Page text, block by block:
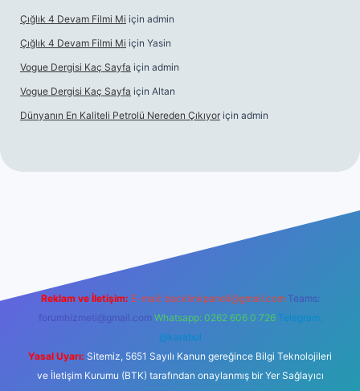
Çığlık 4 Devam Filmi Mi için admin
Çığlık 4 Devam Filmi Mi için Yasin
Vogue Dergisi Kaç Sayfa için admin
Vogue Dergisi Kaç Sayfa için Altan
Dünyanın En Kaliteli Petrolü Nereden Çıkıyor için admin
Reklam ve İletişim: E-mail: backlinkpaneli@gmail.com Teams:
forumhizmeti@gmail.com Whatsapp: 0262 606 0 726 Telegram:
@karabul
Yasal Uyarı: Sitemiz, 5651 Sayılı Kanun gereğince Bilgi Teknolojileri
ve İletişim Kurumu (BTK) tarafından onaylanmış bir Yer Sağlayıcı